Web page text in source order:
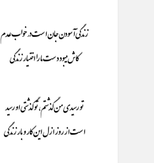
زندگی آسودن جان است در خواب عدم
کاش میبود دست ما را اختیار زندگی
تو رسیدی من گذشتم، تو گذشتی او رسید
است از روز ازل این کار و بار زندگی